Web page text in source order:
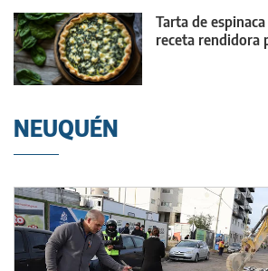
Tarta de
receta rendidora
NEUQUÉN